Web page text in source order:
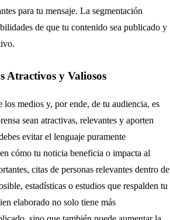
para tu mensaje. La segmentación
de que tu contenido sea publicado y
Atractivos y Valiosos
los medios y, por ende, de tu audiencia, es
sean atractivas, relevantes y aporten
evitar el lenguaje puramente
cómo tu noticia beneficia o impacta al
citas de personas relevantes dentro de
estadísticas o estudios que respalden tu
elaborado no solo tiene más